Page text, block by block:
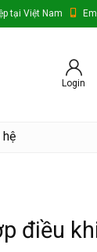
tại Việt Nam
Login
hệ
điều